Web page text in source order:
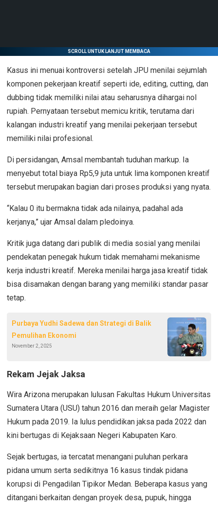
SCROLL UNTUK LANJUT MEMBACA
Kasus ini menuai kontroversi setelah JPU menilai sejumlah
komponen pekerjaan kreatif seperti ide, editing, cutting, dan
dubbing tidak memiliki nilai atau seharusnya dihargai nol
rupiah. Pernyataan tersebut memicu kritik, terutama dari
kalangan industri kreatif yang menilai pekerjaan tersebut
memiliki nilai profesional.
Di persidangan, Amsal membantah tuduhan markup. Ia
menyebut total biaya Rp5,9 juta untuk lima komponen kreatif
tersebut merupakan bagian dari proses produksi yang nyata.
“Kalau 0 itu bermakna tidak ada nilainya, padahal ada
kerjanya,” ujar Amsal dalam pledoinya.
Kritik juga datang dari publik di media sosial yang menilai
pendekatan penegak hukum tidak memahami mekanisme
kerja industri kreatif. Mereka menilai harga jasa kreatif tidak
bisa disamakan dengan barang yang memiliki standar pasar
tetap.
Purbaya Yudhi Sadewa dan Strategi di Balik
Pemulihan Ekonomi
November 2, 2025
Rekam Jejak Jaksa
Wira Arizona merupakan lulusan Fakultas Hukum Universitas
Sumatera Utara (USU) tahun 2016 dan meraih gelar Magister
Hukum pada 2019. Ia lulus pendidikan jaksa pada 2022 dan
kini bertugas di Kejaksaan Negeri Kabupaten Karo.
Sejak bertugas, ia tercatat menangani puluhan perkara
pidana umum serta sedikitnya 16 kasus tindak pidana
korupsi di Pengadilan Tipikor Medan. Beberapa kasus yang
ditangani berkaitan dengan proyek desa, pupuk, hingga